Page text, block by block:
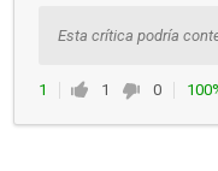
Esta crítica podría
1 1 0